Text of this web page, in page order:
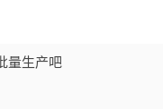
量生产吧